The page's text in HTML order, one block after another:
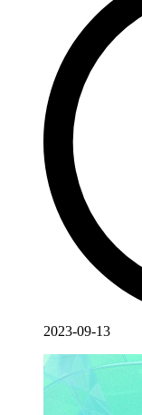
2023-09-13